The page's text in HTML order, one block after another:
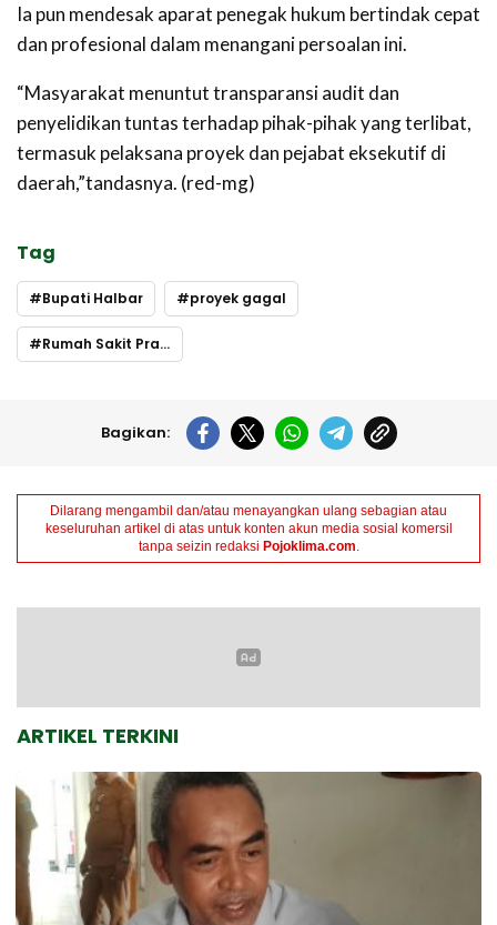
Ia pun mendesak aparat penegak hukum bertindak cepat
dan profesional dalam menangani persoalan ini.
“Masyarakat menuntut transparansi audit dan
penyelidikan tuntas terhadap pihak-pihak yang terlibat,
termasuk pelaksana proyek dan pejabat eksekutif di
daerah,”tandasnya. (red-mg)
Tag
Bupati Halbar proyek gagal
Rumah Sakit Pratama Halbar
Bagikan:
Dilarang mengambil dan/atau menayangkan ulang sebagian atau
keseluruhan artikel di atas untuk konten akun media sosial komersil
tanpa seizin redaksi Pojoklima.com.
ARTIKEL TERKINI